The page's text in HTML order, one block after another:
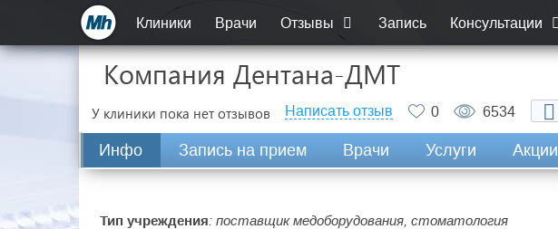
Клиники Врачи Отзывы Запись Консультации
Компания Дентана-ДМТ
У клиники пока нет отзывов Написать отзыв 0 6534
Инфо Запись на прием Врачи Услуги Акции
Тип учреждения: поставщик медоборудования, стоматология